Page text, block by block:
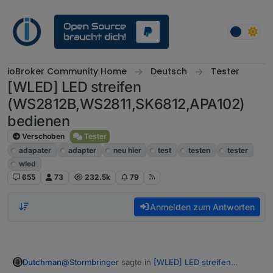
ioBroker Community Home Deutsch Tester
[WLED] LED streifen
(WS2812B,WS2811,SK6812,APA102)
bedienen
Verschoben
Tester
adapater
adapter neu hier test testen
tester
wled
655
73 232.5k 79
Anmelden zum Antworten
Dutchman@Stormbringer sagte in [WLED] LED streifen